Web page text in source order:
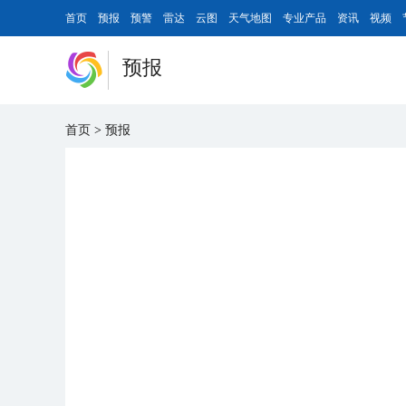
首页 预报 预警 雷达 云图 天气地图 专业产品 资讯 视频
预报
首页 > 预报